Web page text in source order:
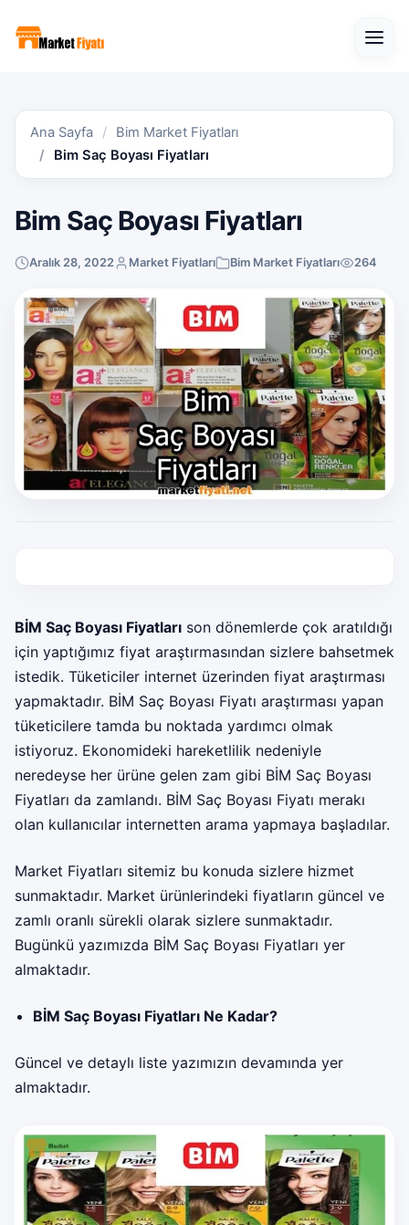
Ana Sayfa
Bim Market Fiyatları
Bim Saç Boyası Fiyatları
Bim Saç Boyası Fiyatları
Aralık 28, 2022 Market Fiyatları Bim Market Fiyatları 264
BİM Saç Boyası Fiyatları son dönemlerde çok aratıldığı
için yaptığımız fiyat araştırmasından sizlere bahsetmek
istedik. Tüketiciler internet üzerinden fiyat araştırması
yapmaktadır. BİM Saç Boyası Fiyatı araştırması yapan
tüketicilere tamda bu noktada yardımcı olmak
istiyoruz. Ekonomideki hareketlilik nedeniyle
neredeyse her ürüne gelen zam gibi BİM Saç Boyası
Fiyatları da zamlandı. BİM Saç Boyası Fiyatı merakı
olan kullanıcılar internetten arama yapmaya başladılar.
Market Fiyatları sitemiz bu konuda sizlere hizmet
sunmaktadır. Market ürünlerindeki fiyatların güncel ve
zamlı oranlı sürekli olarak sizlere sunmaktadır.
Bugünkü yazımızda BİM Saç Boyası Fiyatları yer
almaktadır.
BİM Saç Boyası Fiyatları Ne Kadar?
Güncel ve detaylı liste yazımızın devamında yer
almaktadır.